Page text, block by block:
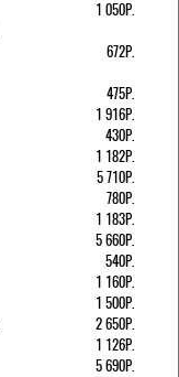
1 050Р.
672Р.
475Р.
1 916Р.
430Р.
1 182Р.
5 710Р.
780Р.
1 183Р.
5 660Р.
540Р.
1 160Р.
1 500Р.
2 650Р.
1 126Р.
5 690Р.